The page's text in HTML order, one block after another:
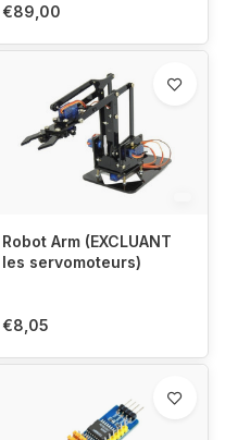
ACECode (Scratch)
€89,00
Robot Arm (EXCLUANT
les servomoteurs)
€8,05